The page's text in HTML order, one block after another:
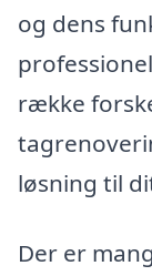
og dens
række
løsning til
Der er